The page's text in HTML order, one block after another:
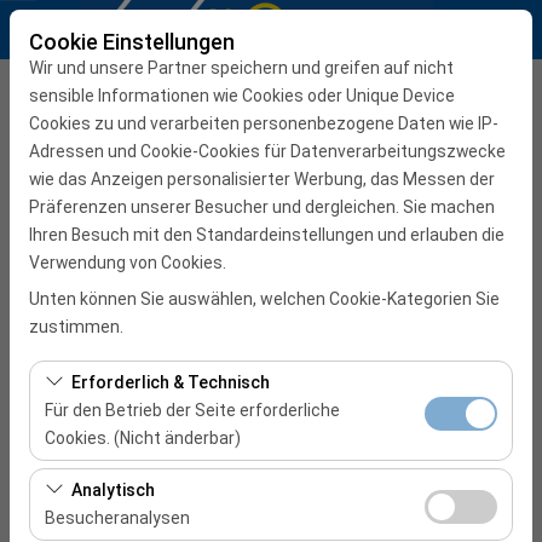
Cookie Einstellungen
Wir und unsere Partner speichern und greifen auf nicht
sensible Informationen wie Cookies oder Unique Device
Cookies zu und verarbeiten personenbezogene Daten wie IP-
Adressen und Cookie-Cookies für Datenverarbeitungszwecke
wie das Anzeigen personalisierter Werbung, das Messen der
Präferenzen unserer Besucher und dergleichen. Sie machen
Ihren Besuch mit den Standardeinstellungen und erlauben die
Verwendung von Cookies.
Unten können Sie auswählen, welchen Cookie-Kategorien Sie
zustimmen.
Erforderlich & Technisch
Für den Betrieb der Seite erforderliche
Cookies. (Nicht änderbar)
Diese Cookies sind für das ordnungsgemäße
Funktionieren der Website, die Sicherheit, die
Sitzungsverwaltung und grundlegende Funktionen
Analytisch
Besucheranalysen
Abholbüro
İzmir Internationaler Terminal des Flughafens Adnan Menderes
Eine andere Rückgabestation auswählen
Abholdatum & Zeit
Rückgabedatum & Zeit